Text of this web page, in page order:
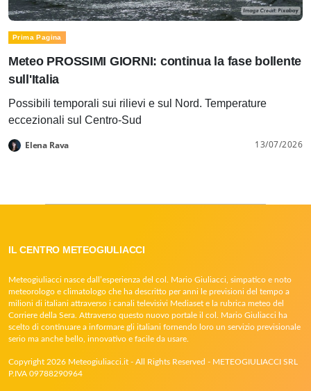
Prima Pagina
Meteo PROSSIMI GIORNI: continua la fase bollente
sull'Italia
Possibili temporali sui rilievi e sul Nord. Temperature
eccezionali sul Centro-Sud
Elena Rava 13/07/2026
IL CENTRO METEOGIULIACCI
Meteogiuliacci nasce dall’esperienza del col. Mario Giuliacci, simpatico e noto
meteorologo e climatologo che ha descritto per anni le previsioni del tempo a
milioni di italiani attraverso i canali televisivi Mediaset e la rubrica meteo del
Corriere della Sera. Attraverso questo nuovo portale il col. Mario Giuliacci ha
scelto di continuare a informare gli italiani fornendo loro un servizio previsionale
serio ma anche bello, innovativo e facile da usare.
Copyright 2026 Meteogiuliacci.it - All Rights Reserved - METEOGIULIACCI SRL
P.IVA 09788290964